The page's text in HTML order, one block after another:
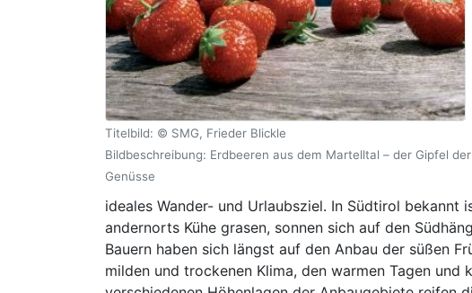
Titelbild: © SMG, Frieder Blickle
Bildbeschreibung: Erdbeeren aus dem Martelltal – der Gipfel der
Genüsse
ideales Wander- und Urlaubsziel. In Südtirol bekannt
andernorts Kühe grasen, sonnen sich auf den
Bauern haben sich längst auf den Anbau der süßen
milden und trockenen Klima, den warmen Tagen